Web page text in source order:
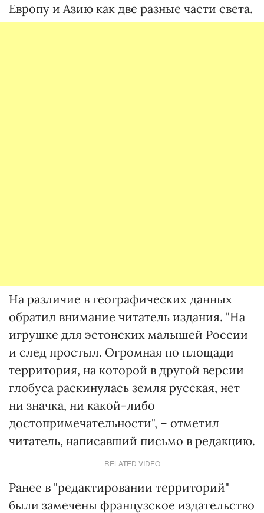
Европу и Азию как две разные части света.
На различие в географических данных
обратил внимание читатель издания. "На
игрушке для эстонских малышей России
и след простыл. Огромная по площади
территория, на которой в другой версии
глобуса раскинулась земля русская, нет
ни значка, ни какой-либо
достопримечательности", – отметил
читатель, написавший письмо в редакцию.
RELATED VIDEO
Ранее в "редактировании территорий"
были замечены французское издательство